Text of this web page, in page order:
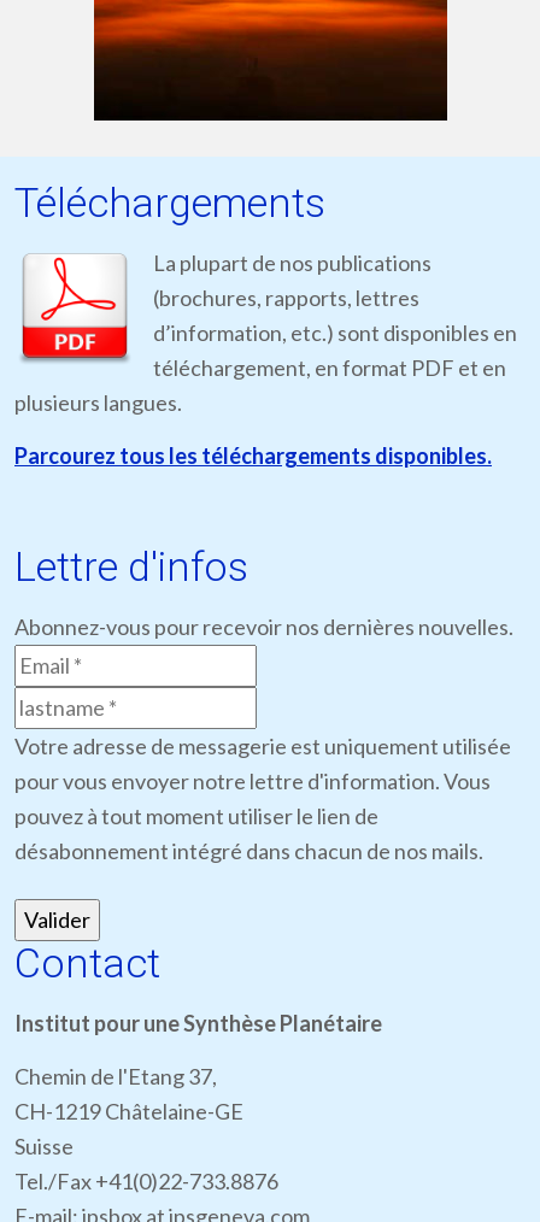
Téléchargements
La plupart de nos publications
(brochures, rapports, lettres
d’information, etc.) sont disponibles en
téléchargement, en format PDF et en
plusieurs langues.
Parcourez tous les téléchargements disponibles.
Lettre d'infos
Abonnez-vous pour recevoir nos dernières nouvelles.
Votre adresse de messagerie est uniquement utilisée
pour vous envoyer notre lettre d'information. Vous
pouvez à tout moment utiliser le lien de
désabonnement intégré dans chacun de nos mails.
Contact
Institut pour une Synthèse Planétaire
Chemin de l'Etang 37,
CH-1219 Châtelaine-GE
Suisse
Tel./Fax +41(0)22-733.8876
E-mail: ipsbox at ipsgeneva.com